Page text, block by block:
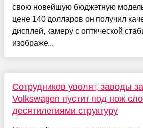
свою новейшую бюджетную
цене 140 долларов он получил
дисплей, камеру с оптической
изображе...
Сотрудников уволят, заводы
Volkswagen пустит под нож
десятилетиями структуру